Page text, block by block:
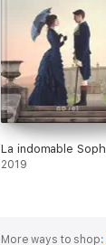
La indomable
2019
More ways to shop: